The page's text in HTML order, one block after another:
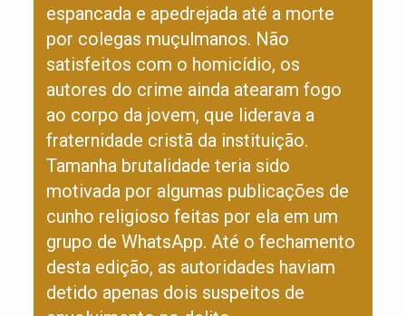
espancada e apedrejada até a morte
por colegas muçulmanos. Não
satisfeitos com o homicídio, os
autores do crime ainda atearam fogo
ao corpo da jovem, que liderava a
fraternidade cristã da instituição.
Tamanha brutalidade teria sido
motivada por algumas publicações de
cunho religioso feitas por ela em um
grupo de WhatsApp. Até o fechamento
desta edição, as autoridades haviam
detido apenas dois suspeitos de